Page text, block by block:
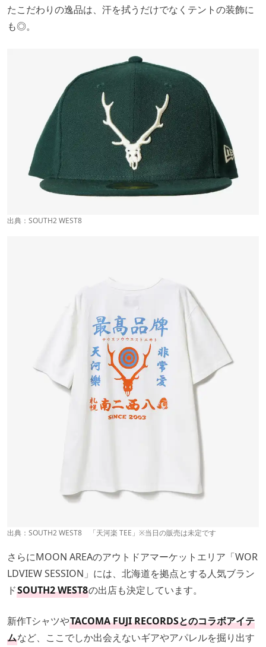
たこだわりの逸品は、汗を拭うだけでなくテントの装飾に
も◎。
出典： SOUTH2 WEST8
出典： SOUTH2 WEST8 「天河楽 TEE」※当日の販売は未定です
さらにMOON AREAのアウトドアマーケットエリア「WOR
LDVIEW SESSION」には、北海道を拠点とする人気ブラン
ドSOUTH2 WEST8の出店も決定しています。
新作TシャツやTACOMA FUJI RECORDSとのコラボアイテ
ムなど、ここでしか出会えないギアやアパレルを掘り出す